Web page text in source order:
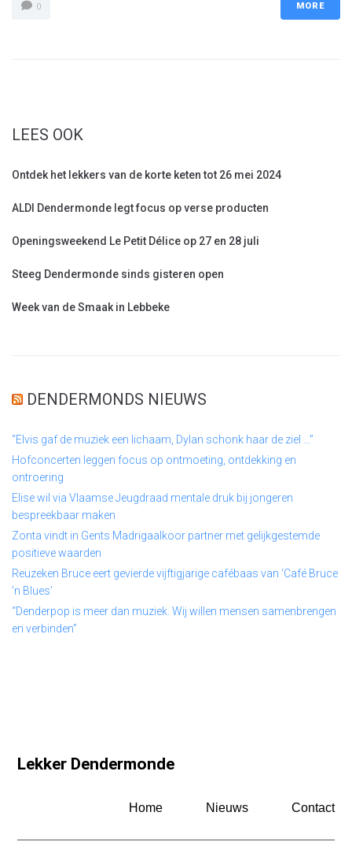
0 MORE
LEES OOK
Ontdek het lekkers van de korte keten tot 26 mei 2024
ALDI Dendermonde legt focus op verse producten
Openingsweekend Le Petit Délice op 27 en 28 juli
Steeg Dendermonde sinds gisteren open
Week van de Smaak in Lebbeke
DENDERMONDS NIEUWS
“Elvis gaf de muziek een lichaam, Dylan schonk haar de ziel …”
Hofconcerten leggen focus op ontmoeting, ontdekking en
ontroering
Elise wil via Vlaamse Jeugdraad mentale druk bij jongeren
bespreekbaar maken
Zonta vindt in Gents Madrigaalkoor partner met gelijkgestemde
positieve waarden
Reuzeken Bruce eert gevierde vijftigjarige cafébaas van ‘Café Bruce
’n Blues’
“Denderpop is meer dan muziek. Wij willen mensen samenbrengen
en verbinden”
Lekker Dendermonde
Home Nieuws Contact